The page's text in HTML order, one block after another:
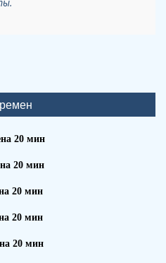
20 мин
20 мин
20 мин
20 мин
20 мин